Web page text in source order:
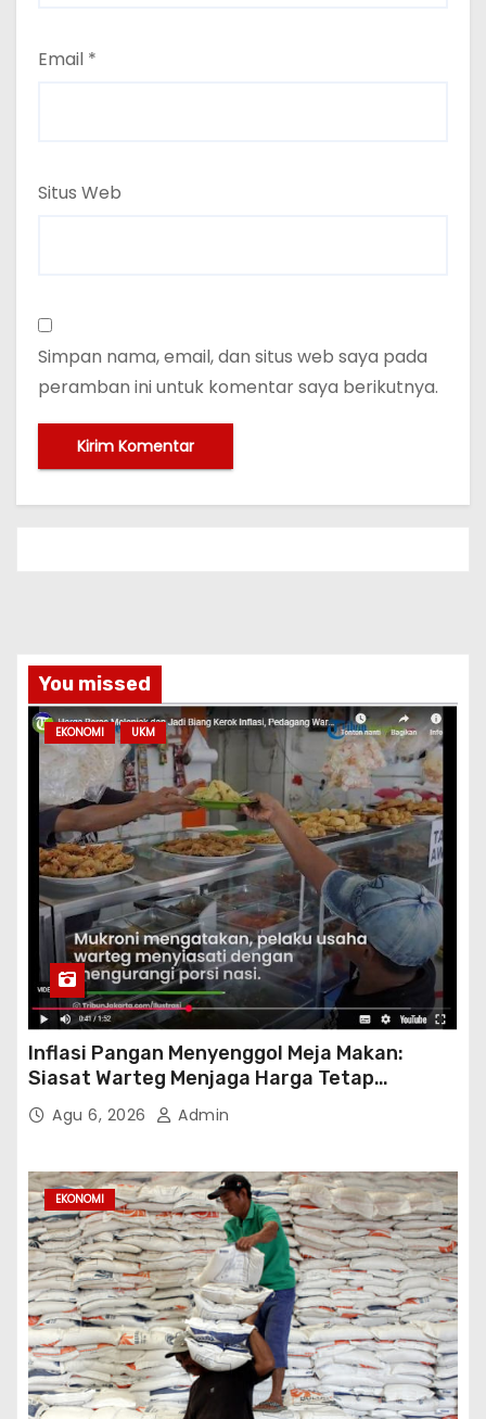
Email *
Situs Web
Simpan nama, email, dan situs web saya pada
peramban ini untuk komentar saya berikutnya.
You missed
EKONOMI UKM
Inflasi Pangan Menyenggol Meja Makan:
Siasat Warteg Menjaga Harga Tetap
Terjangkau
Agu 6, 2026 Admin
EKONOMI